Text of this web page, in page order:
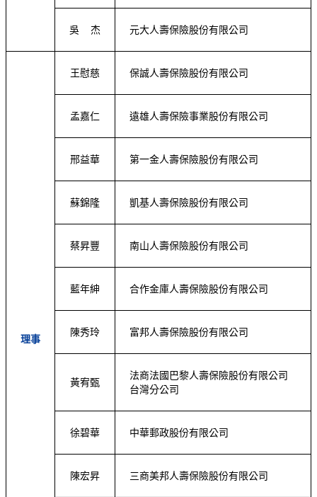
吳 杰 元大人壽保險股份有限公司
理事
王慰慈 保誠人壽保險股份有限公司
孟嘉仁 遠雄人壽保險事業股份有限公司
邢益華 第一金人壽保險股份有限公司
蘇錦隆 凱基人壽保險股份有限公司
蔡昇豐 南山人壽保險股份有限公司
藍年紳 合作金庫人壽保險股份有限公司
陳秀玲 富邦人壽保險股份有限公司
黃宥甄
法商法國巴黎人壽保險股份有限公司
台灣分公司
徐碧華 中華郵政股份有限公司
陳宏昇 三商美邦人壽保險股份有限公司